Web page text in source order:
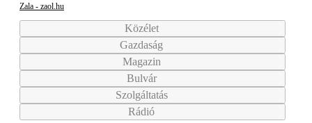
Zala - zaol.hu
Közélet
Gazdaság
Magazin
Bulvár
Szolgáltatás
Rádió